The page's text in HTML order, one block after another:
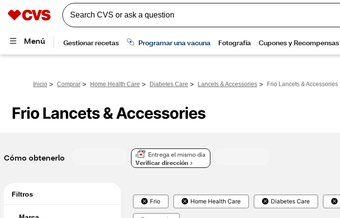
Inicio > Comprar > Home Health Care > Diabetes Care > Lancets & Accessories > Frio Lancets & Accessories
Frio Lancets & Accessories
Cómo obtenerlo
Entrega el mismo día
Verificar dirección
Filtros
Frio Home Health Care Diabetes Care